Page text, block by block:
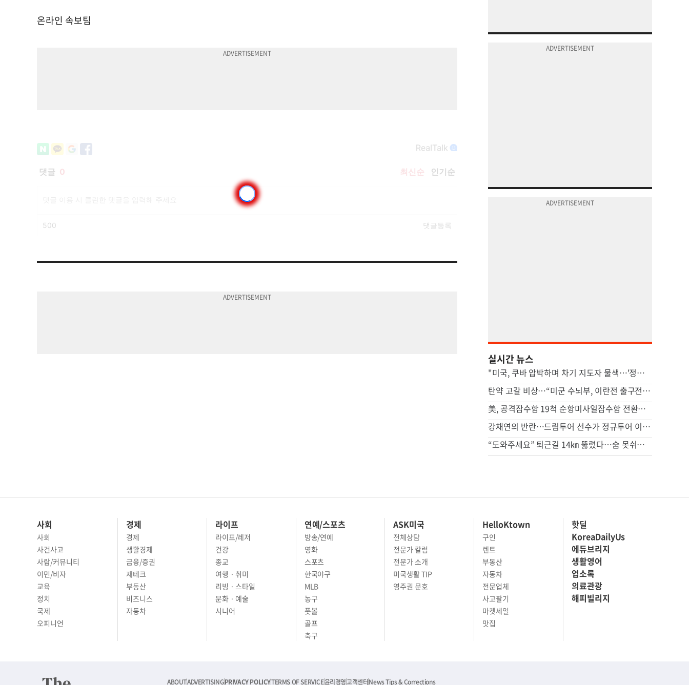
온라인 속보팀
실시간 뉴스
"미국, 쿠바 압박하며 차기 지도자 물색…'정권 개조' 타진"
탄약 고갈 비상…“미군 수뇌부, 이란전 출구전략 모색중”
美, 공격잠수함 19척 순항미사일잠수함 전환…中 견제 강화
강채연의 반란…드림투어 선수가 정규투어 이틀째 선두
“도와주세요” 퇴근길 14㎞ 뚫렸다…숨 못쉬던 아기 살린 기적
사회
사회
사건사고
사람/커뮤니티
이민/비자
교육
정치
국제
오피니언
경제
경제
생활경제
금융/증권
재테크
부동산
비즈니스
자동차
라이프
라이프/레저
건강
종교
여행 · 취미
리빙 · 스타일
문화 · 예술
시니어
연예/스포츠
방송/연예
영화
스포츠
한국야구
MLB
농구
풋볼
골프
축구
ASK미국
전체상담
전문가 칼럼
전문가 소개
미국생활 TIP
영주권 문호
HelloKtown
구인
렌트
부동산
자동차
전문업체
사고팔기
마켓세일
맛집
핫딜
KoreaDailyUs
에듀브리지
생활영어
업소록
의료관광
해피빌리지
ABOUTADVERTISINGPRIVACY POLICYTERMS OF SERVICE윤리경영고객센터News Tips & Corrections